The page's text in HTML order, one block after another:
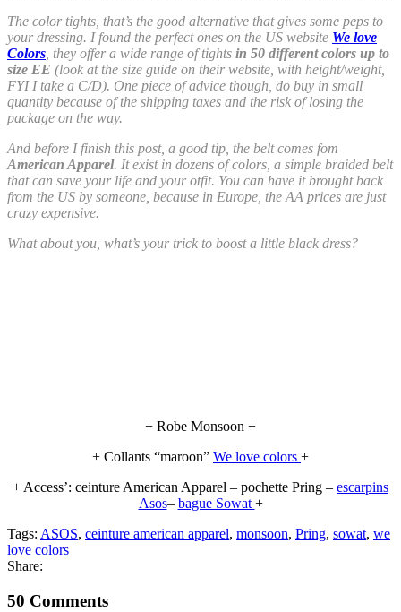
The color tights, that’s the good alternative that gives some peps to
your dressing. I found the perfect ones on the US website We love
Colors , they offer a wide range of tights in 50 different colors up to
size EE (look at the size guide on their website, with height/weight,
FYI I take a C/D). One piece of advice though, do buy in small
quantity because of the shipping taxes and the risk of losing the
package on the way.
And before I finish this post, a good tip, the belt comes fom
American Apparel. It exist in dozens of colors, a simple braided belt
that can save your life and your otfit. You can have it brought back
from the US by someone, because in Europe, the AA prices are just
crazy expensive.
What about you, what’s your trick to boost a little black dress?
+ Robe Monsoon +
+ Collants “maroon” We love colors +
+ Access’: ceinture American Apparel – pochette Pring – escarpins
Asos– bague Sowat +
Tags: ASOS, ceinture american apparel, monsoon, Pring, sowat, we
love colors
Share:
50 Comments